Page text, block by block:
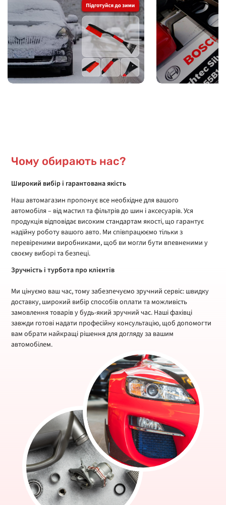
Чому обирають нас?
Широкий вибір і гарантована якість
Наш автомагазин пропонує все необхідне для вашого
автомобіля – від мастил та фільтрів до шин і аксесуарів. Уся
продукція відповідає високим стандартам якості, що гарантує
надійну роботу вашого авто. Ми співпрацюємо тільки з
перевіреними виробниками, щоб ви могли бути впевненими у
своєму виборі та безпеці.
Зручність і турбота про клієнтів
Ми цінуємо ваш час, тому забезпечуємо зручний сервіс: швидку
доставку, широкий вибір способів оплати та можливість
замовлення товарів у будь-який зручний час. Наші фахівці
завжди готові надати професійну консультацію, щоб допомогти
вам обрати найкращі рішення для догляду за вашим
автомобілем.